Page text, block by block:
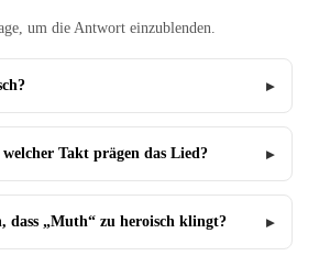
um die Antwort einzublenden.
Takt prägen das Lied?
dass „Muth“ zu heroisch klingt?